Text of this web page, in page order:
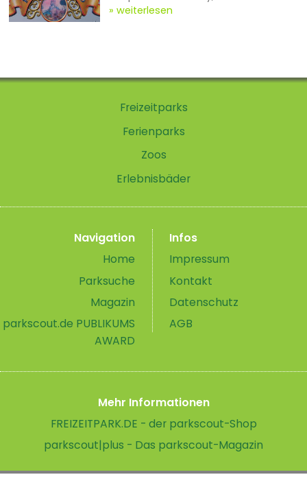
weiterlesen
Freizeitparks
Ferienparks
Zoos
Erlebnisbäder
Navigation
Home
Parksuche
Magazin
parkscout.de PUBLIKUMS
AWARD
Infos
Impressum
Kontakt
Datenschutz
AGB
Mehr Informationen
FREIZEITPARK.DE - der parkscout-Shop
parkscout|plus - Das parkscout-Magazin